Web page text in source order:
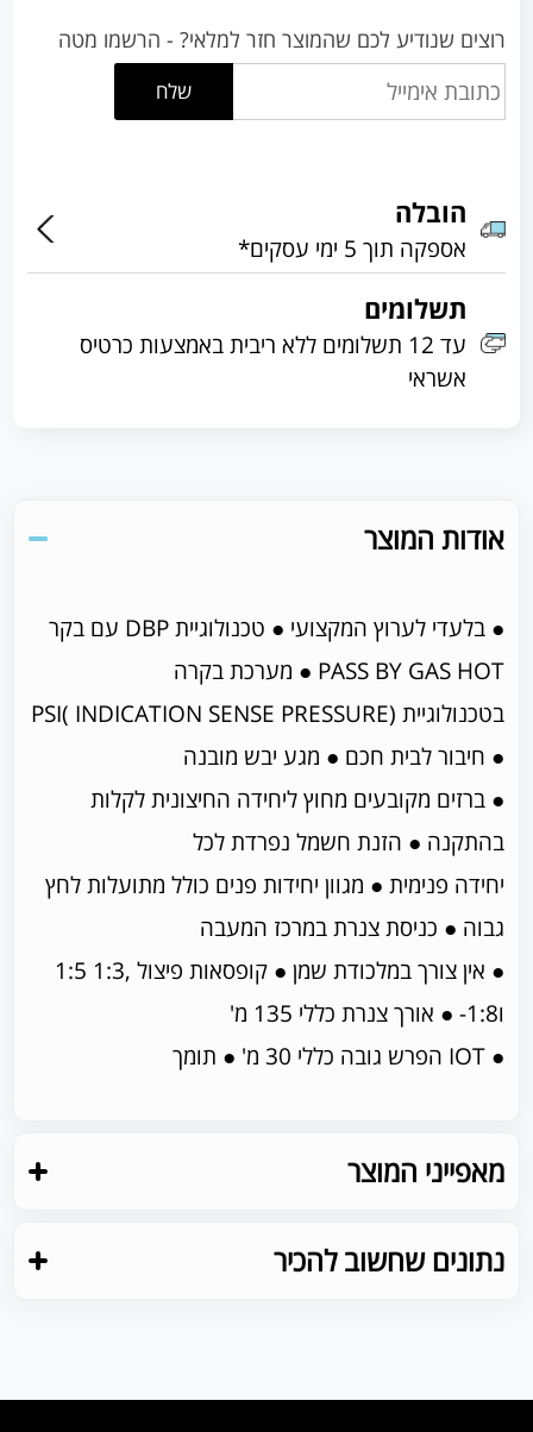
רוצים שנודיע לכם שהמוצר חזר למלאי? - הרשמו מטה
שלח
הובלה
אספקה תוך 5 ימי עסקים*
תשלומים
עד 12 תשלומים ללא ריבית באמצעות כרטיס
אשראי
אודות המוצר
● בלעדי לערוץ המקצועי ● טכנולוגיית DBP עם בקר
PASS BY GAS HOT ● מערכת בקרה
בטכנולוגיית (INDICATION SENSE PRESSURE )PSI
● חיבור לבית חכם ● מגע יבש מובנה
● ברזים מקובעים מחוץ ליחידה החיצונית לקלות
בהתקנה ● הזנת חשמל נפרדת לכל
יחידה פנימית ● מגוון יחידות פנים כולל מתועלות לחץ
גבוה ● כניסת צנרת במרכז המעבה
● אין צורך במלכודת שמן ● קופסאות פיצול ,1:3 1:5
ו1:8- ● אורך צנרת כללי 135 מ'
● IOT הפרש גובה כללי 30 מ' ● תומך
מאפייני המוצר
נתונים שחשוב להכיר